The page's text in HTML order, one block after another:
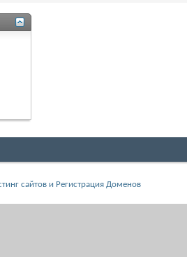
сайтов и Регистрация Доменов